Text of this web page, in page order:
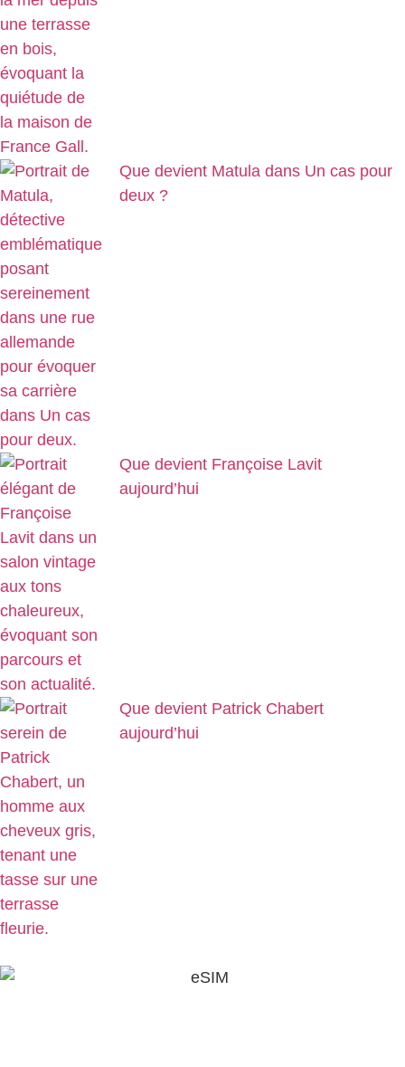
Que devient Matula dans Un cas pour
deux ?
Que devient Françoise Lavit
aujourd’hui
Que devient Patrick Chabert
aujourd’hui